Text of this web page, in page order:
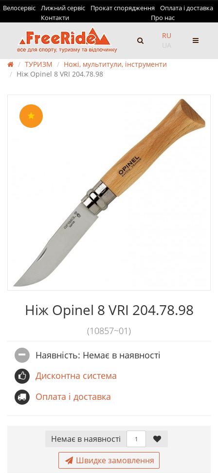
Велосервіс Лижний сервіс Прокат спорядження
Оплата і доставка
Контакти
Про нас
RU
UA
ТУРИЗМ
Ножі, мультитули, інструменти
Ніж Opinel 8 VRI 204.78.98
Ніж Opinel 8 VRI 204.78.98
(10857~01)
Наявність: Немає в наявностi
Дисконтна система
Оплата і доставка
Немає в наявностi
Швидке замовлення